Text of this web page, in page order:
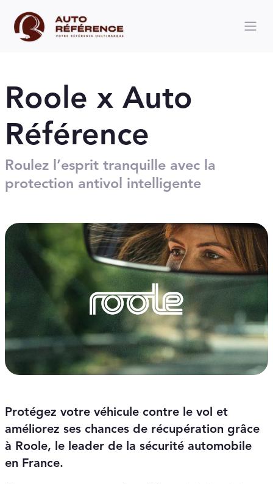
Roole x Auto
Référence
Roulez l’esprit tranquille avec la
protection antivol intelligente
Protégez votre véhicule contre le vol et
améliorez ses chances de récupération grâce
à Roole, le leader de la sécurité automobile
en France.